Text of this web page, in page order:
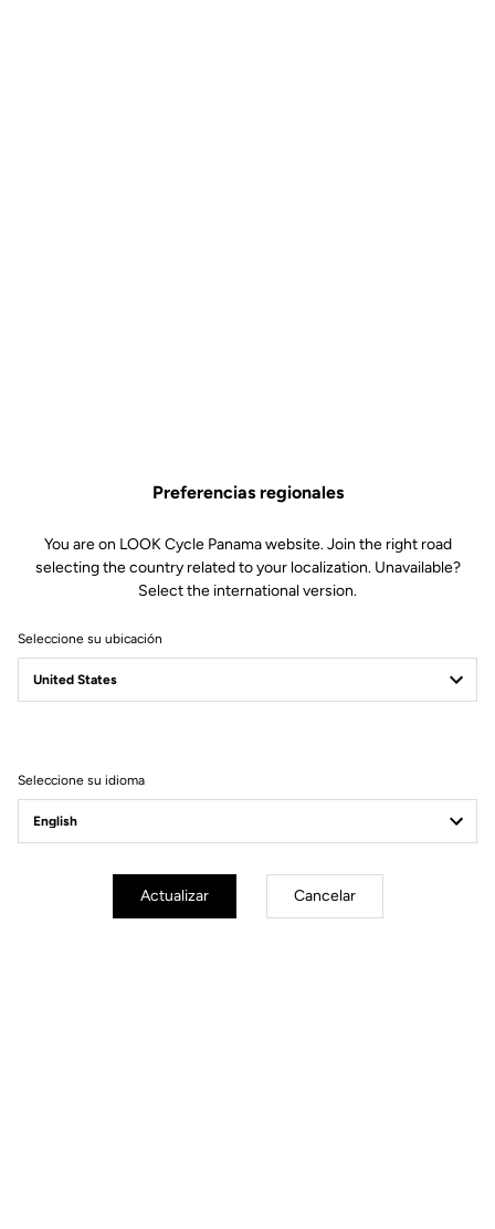
Race
Preferencias regionales
You are on LOOK Cycle Panama website. Join the right road
selecting the country related to your localization. Unavailable?
Select the international version.
Seleccione su ubicación
Seleccione su idioma
Actualizar Cancelar